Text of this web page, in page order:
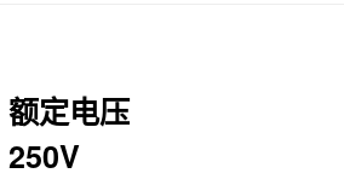
额定电压
250V